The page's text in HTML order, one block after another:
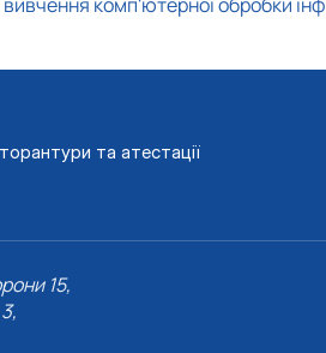
комп'ютерної обробки інф
та атестації
15,